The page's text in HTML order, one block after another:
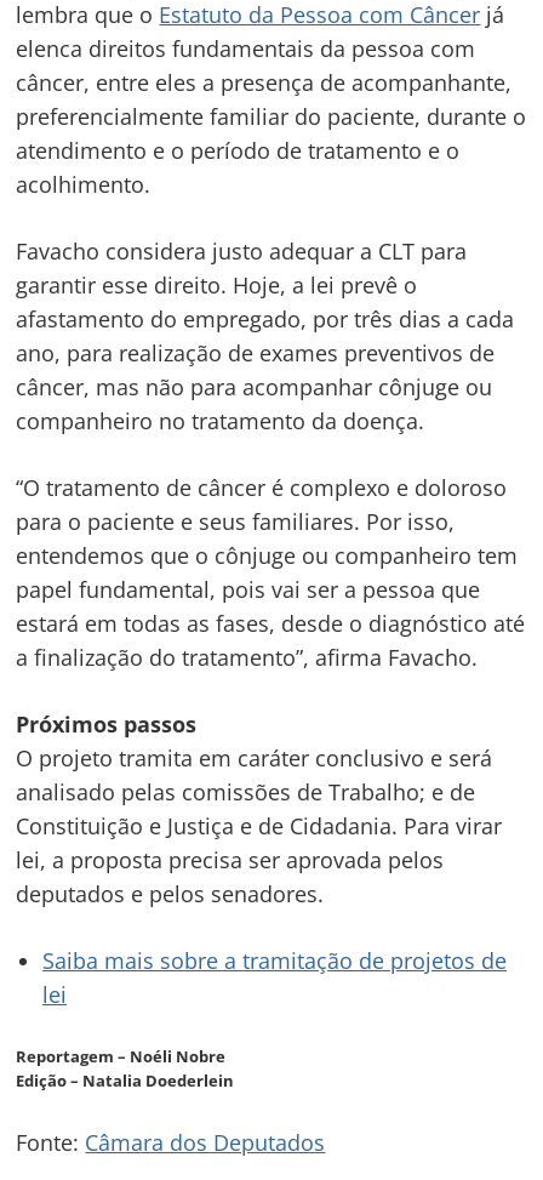
lembra que o Estatuto da Pessoa com Câncer já
elenca direitos fundamentais da pessoa com
câncer, entre eles a presença de acompanhante,
preferencialmente familiar do paciente, durante o
atendimento e o período de tratamento e o
acolhimento.
Favacho considera justo adequar a CLT para
garantir esse direito. Hoje, a lei prevê o
afastamento do empregado, por três dias a cada
ano, para realização de exames preventivos de
câncer, mas não para acompanhar cônjuge ou
companheiro no tratamento da doença.
“O tratamento de câncer é complexo e doloroso
para o paciente e seus familiares. Por isso,
entendemos que o cônjuge ou companheiro tem
papel fundamental, pois vai ser a pessoa que
estará em todas as fases, desde o diagnóstico até
a finalização do tratamento”, afirma Favacho.
Próximos passos
O projeto tramita em caráter conclusivo e será
analisado pelas comissões de Trabalho; e de
Constituição e Justiça e de Cidadania. Para virar
lei, a proposta precisa ser aprovada pelos
deputados e pelos senadores.
Saiba mais sobre a tramitação de projetos de
lei
Reportagem – Noéli Nobre
Edição – Natalia Doederlein
Fonte: Câmara dos Deputados
Navegação
de